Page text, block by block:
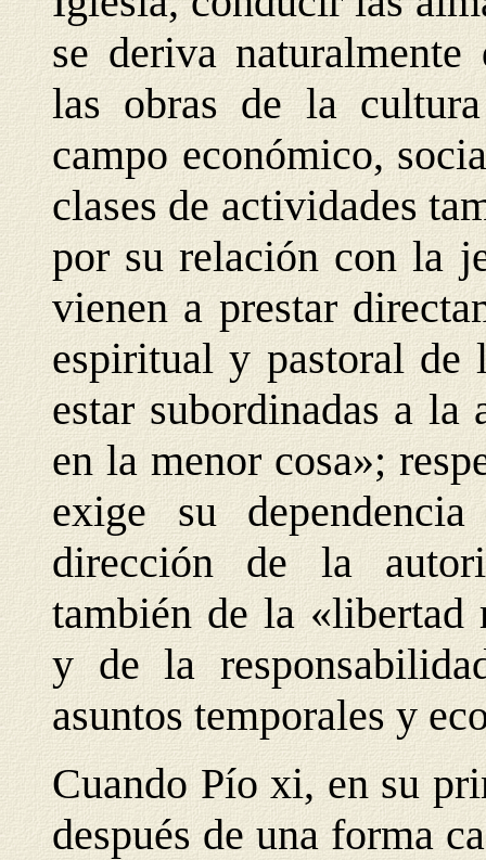
se deriva
las obras de la
campo económico,
clases de actividades
por su relación con la
vienen a prestar
espiritual y pastoral de
estar subordinadas a
en la menor cosa»;
exige su
dirección de la
también de la «libertad
y de la
asuntos temporales y
Cuando Pío xi, en su
después de una forma